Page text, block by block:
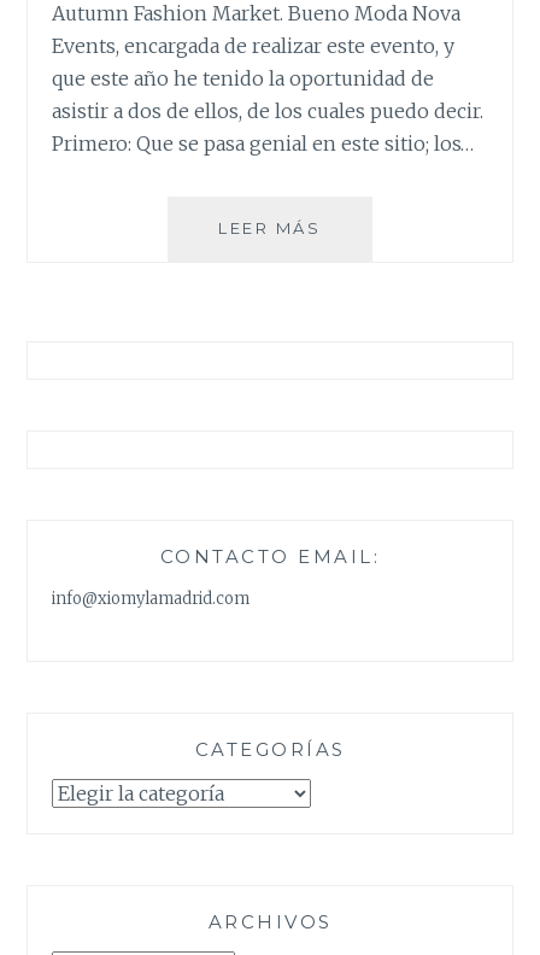
Autumn Fashion Market. Bueno Moda Nova
Events, encargada de realizar este evento, y
que este año he tenido la oportunidad de
asistir a dos de ellos, de los cuales puedo decir.
Primero: Que se pasa genial en este sitio; los…
LEER MÁS
CONTACTO EMAIL:
info@xiomylamadrid.com
CATEGORÍAS
Categorías
ARCHIVOS